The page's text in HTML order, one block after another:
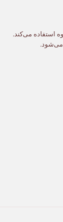
استفاده می‌کند.
می‌شود.